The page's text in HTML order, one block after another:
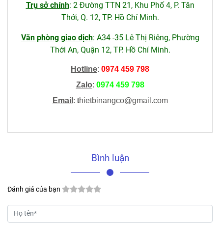
Trụ sở chính: 2 Đường TTN 21, Khu Phố 4, P. Tân
Thới, Q. 12, TP. Hồ Chí Minh.
Văn phòng giao dịch: A34 -35 Lê Thị Riêng, Phường
Thới An, Quận 12, TP. Hồ Chí Minh.
Hotline: 0974 459 798
Zalo: 0974 459 798
Email : thietbinangco@gmail.com
Bình luận
Đánh giá của bạn